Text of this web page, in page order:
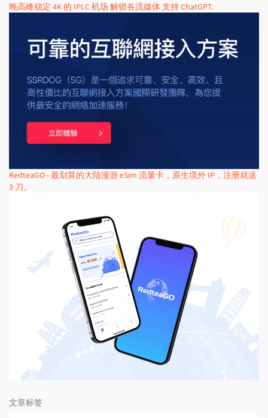
晚高峰稳定 4K 的 IPLC 机场 解锁各流媒体 支持 ChatGPT.
RedteaGO - 最划算的大陆漫游 eSim 流量卡，原生境外 IP，注册就送
3 刀。
文章标签